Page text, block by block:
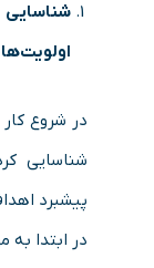
اولویت‌ها
در شروع
شناسایی
پیشبرد
در ابتدا